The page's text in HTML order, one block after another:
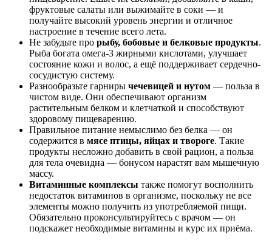
фруктовые салаты или выжимайте в соки — и
получайте высокий уровень энергии и отличное
настроение в течение всего лета.
Не забудьте про рыбу, бобовые и белковые продукты.
Рыба богата омега-3 жирными кислотами, улучшает
состояние кожи и волос, а ещё поддерживает сердечно-
сосудистую систему.
Разнообразьте гарниры чечевицей и нутом — польза в
чистом виде. Они обеспечивают организм
растительным белком и клетчаткой и способствуют
здоровому пищеварению.
Правильное питание немыслимо без белка — он
содержится в мясе птицы, яйцах и твороге. Такие
продукты несложно добавить в свой рацион, а польза
для тела очевидна — бонусом нарастят вам мышечную
массу.
Витаминные комплексы также помогут восполнить
недостаток витаминов в организме, поскольку не все
элементы можно получить из употребляемой пищи.
Обязательно проконсультируйтесь с врачом — он
подскажет необходимые витамины и курс их приёма.